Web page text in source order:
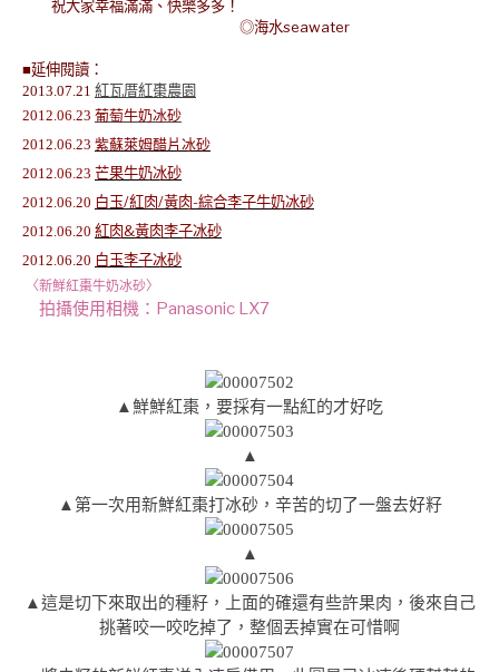
祝大家幸福滿滿、快樂多多！
◎海水seawater
■延伸閱讀：
2013.07.21 紅瓦厝紅棗農園
2012.06.23 葡萄牛奶冰砂
2012.06.23 紫蘇萊姆醋片冰砂
2012.06.23 芒果牛奶冰砂
2012.06.20 白玉/紅肉/黃肉-綜合李子牛奶冰砂
2012.06.20 紅肉&黃肉李子冰砂
2012.06.20 白玉李子冰砂
〈新鮮紅棗牛奶冰砂〉
拍攝使用相機：Panasonic LX7
▲鮮鮮紅棗，要採有一點紅的才好吃
▲
▲第一次用新鮮紅棗打冰砂，辛苦的切了一盤去好籽
▲
▲這是切下來取出的種籽，上面的確還有些許果肉，後來自己
挑著咬一咬吃掉了，整個丟掉實在可惜啊